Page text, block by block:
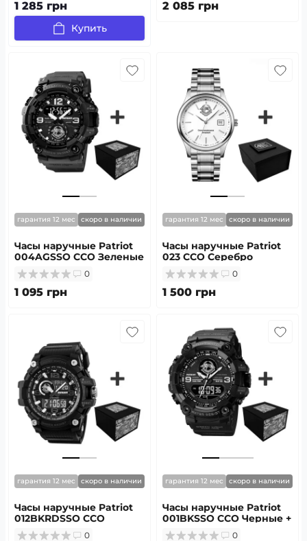
1 285 грн
Купить
2 085 грн
гарантия 12 мес скоро в наличии
Часы наручные Patriot
004AGSSO ССО Зеленые
+ Коробка
0
1 095 грн
гарантия 12 мес скоро в наличии
Часы наручные Patriot
023 ССО Серебро
0
1 500 грн
гарантия 12 мес скоро в наличии
Часы наручные Patriot
012BKRDSSO ССО
Черные с красным +
0
гарантия 12 мес скоро в наличии
Часы наручные Patriot
001BKSSO ССО Черные +
Коробка
0